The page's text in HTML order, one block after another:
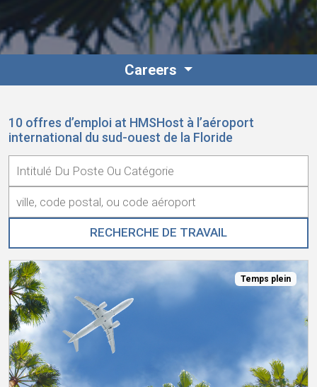
Careers
10 offres d’emploi at HMSHost à l’aéroport
international du sud-ouest de la Floride
Temps plein